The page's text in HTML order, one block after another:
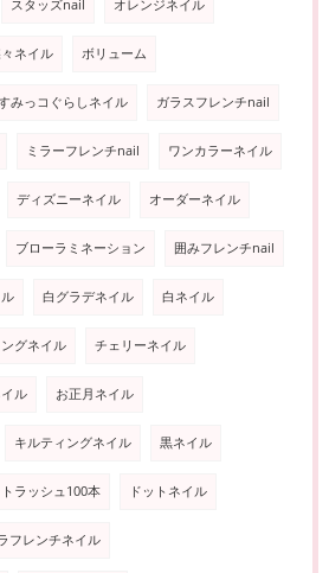
スタッズnail オレンジネイル
ネイル ボリューム
みっコぐらしネイル ガラスフレンチnail
ミラーフレンチnail ワンカラーネイル
ディズニーネイル オーダーネイル
ブローラミネーション 囲みフレンチnail
白グラデネイル 白ネイル
ングネイル チェリーネイル
ル お正月ネイル
キルティングネイル 黒ネイル
ラッシュ100本 ドットネイル
フレンチネイル